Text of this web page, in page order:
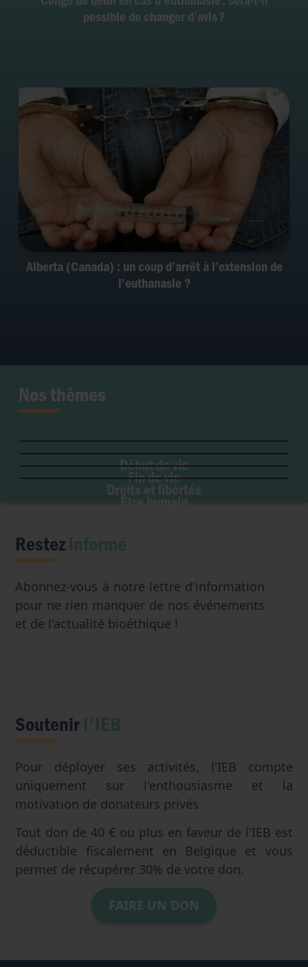
possible de changer d’avis ?
Alberta (Canada) : un coup d’arrêt à l’extension de
l’euthanasie ?
Nos thèmes
Début de vie
Fertilité et grossesse
Embryon
GPA
Avortement
Fin de vie
Euthanasie
Don d'organes
Droits et libertés
Liberté de conscience
Liberté institutionnelle
Accès aux origines
Être humain
Maladie & handicap
Genre & sexualité
Eugénisme
Transhumanisme
Restezinformé
Abonnez-vous à notre lettre d'information
pour ne rien manquer de nos événements
et de l'actualité bioéthique !
Soutenirl'IEB
Pour déployer ses activités, l'IEB compte
uniquement sur l'enthousiasme et la
motivation de donateurs privés.
Tout don de 40 € ou plus en faveur de l'IEB est
déductible fiscalement en Belgique et vous
permet de récupérer 30% de votre don.
FAIRE UN DON